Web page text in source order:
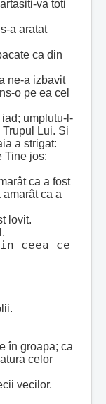
va toti
a aratat
ca din
ne-a izbavit
o pe ea cel
umplutu-l-
Lui. Si
a strigat:
Tine jos:
ca a fost
amarât ca a
lovit.
ceea ce
în groapa; ca
celor
vecilor.